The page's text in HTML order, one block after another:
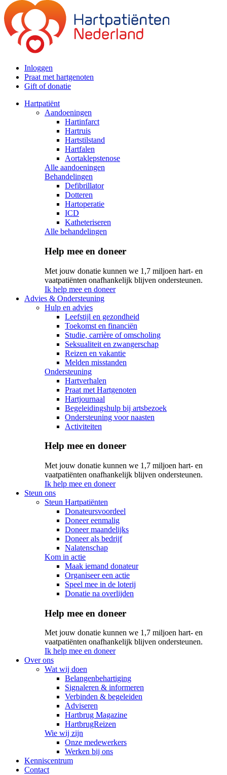
Inloggen
Praat met hartgenoten
Gift of donatie
Hartpatiënt
Aandoeningen
Hartinfarct
Hartruis
Hartstilstand
Hartfalen
Aortaklepstenose
Alle aandoeningen
Behandelingen
Defibrillator
Dotteren
Hartoperatie
ICD
Katheteriseren
Alle behandelingen
Help mee en doneer
Met jouw donatie kunnen we 1,7 miljoen hart- en
vaatpatiënten onafhankelijk blijven ondersteunen.
Ik help mee en doneer
Advies & Ondersteuning
Hulp en advies
Leefstijl en gezondheid
Toekomst en financiën
Studie, carrière of omscholing
Seksualiteit en zwangerschap
Reizen en vakantie
Melden misstanden
Ondersteuning
Hartverhalen
Praat met Hartgenoten
Hartjournaal
Begeleidingshulp bij artsbezoek
Ondersteuning voor naasten
Activiteiten
Help mee en doneer
Met jouw donatie kunnen we 1,7 miljoen hart- en
vaatpatiënten onafhankelijk blijven ondersteunen.
Ik help mee en doneer
Steun ons
Steun Hartpatiënten
Donateursvoordeel
Doneer eenmalig
Doneer maandelijks
Doneer als bedrijf
Nalatenschap
Kom in actie
Maak iemand donateur
Organiseer een actie
Speel mee in de loterij
Donatie na overlijden
Help mee en doneer
Met jouw donatie kunnen we 1,7 miljoen hart- en
vaatpatiënten onafhankelijk blijven ondersteunen.
Ik help mee en doneer
Over ons
Wat wij doen
Belangenbehartiging
Signaleren & informeren
Verbinden & begeleiden
Adviseren
Hartbrug Magazine
HartbrugReizen
Wie wij zijn
Onze medewerkers
Werken bij ons
Kenniscentrum
Contact